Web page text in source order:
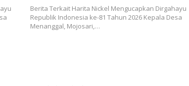
Berita Terkait Harita Nickel Mengucapkan Dirgahayu
Republik Indonesia ke-81 Tahun 2026 Kepala Desa
Menanggal, Mojosari,…